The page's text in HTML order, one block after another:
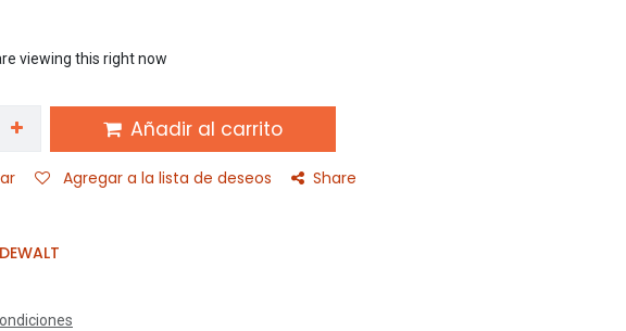
viewing this right now
Añadir al carrito
Agregar a la lista de deseos Share
DEWALT